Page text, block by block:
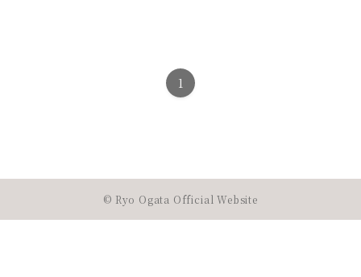
1
© Ryo Ogata Official Website